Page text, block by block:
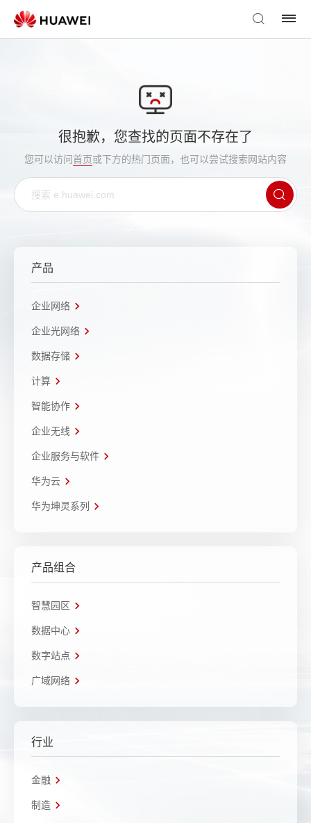
很抱歉，您查找的页面不存在了
您可以访问首页或下方的热门页面，也可以尝试搜索网站内容
产品
企业网络
企业光网络
数据存储
计算
智能协作
企业无线
企业服务与软件
华为云
华为坤灵系列
产品组合
智慧园区
数据中心
数字站点
广域网络
行业
金融
制造